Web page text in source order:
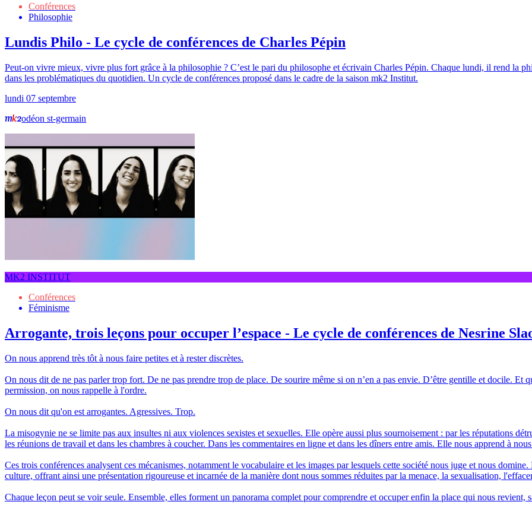
Conférences
Philosophie
Lundis Philo - Le cycle de conférences de Charles Pépin
Peut-on vivre mieux, vivre plus fort grâce à la philosophie ? C’est le pari du philosophe et écrivain Charles Pépin. Chaque lundi, il rend la
dans les problématiques du quotidien. Un cycle de conférences proposé dans le cadre de la saison mk2 Institut.
lundi 07 septembre
odéon st-germain
MK2 INSTITUT
Conférences
Féminisme
Arrogante, trois leçons pour occuper l’espace - Le cycle de conférences de Nesrine
On nous apprend très tôt à nous faire petites et à rester discrètes.
On nous dit de ne pas parler trop fort. De ne pas prendre trop de place. De sourire même si on n’en a pas envie. D’être gentille et docile. Et
permission, on nous rappelle à l'ordre.
On nous dit qu'on est arrogantes. Agressives. Trop.
La misogynie ne se limite pas aux insultes ni aux violences sexistes et sexuelles. Elle opère aussi plus sournoisement : par les réputations
les réunions de travail et dans les chambres à coucher. Dans les commentaires en ligne et dans les dîners entre amis. Elle nous apprend à
Ces trois conférences analysent ces mécanismes, notamment le vocabulaire et les images par lesquels cette société nous juge et nous
culture, offrant ainsi une présentation rigoureuse et incarnée de la manière dont nous sommes réduites par la menace, la sexualisation,